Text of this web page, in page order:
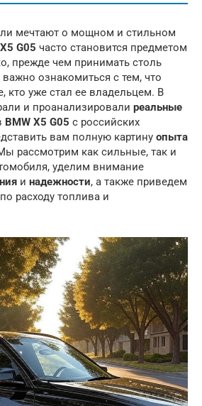
мечтают о мощном и стильном
G05 часто становится предметом
прежде чем принимать столь
ознакомиться с тем, что
кто уже стал ее владельцем. В
и проанализировали реальные
BMW X5 G05 с российских
вам полную картину опыта
рассмотрим как сильные, так и
уделим внимание
и надежности, а также приведем
расходу топлива и